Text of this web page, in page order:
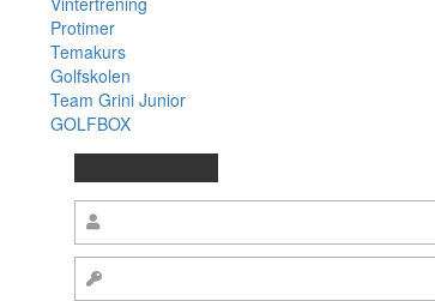
Protimer
Temakurs
Golfskolen
Team Grini Junior
GOLFBOX